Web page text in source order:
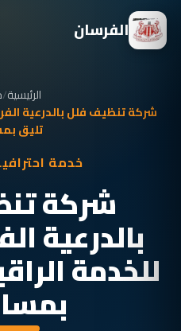
الفرسان
الرئيسية/
شركة تنظيف فلل بالدرعية
تليق
خدمة
شركة
بالدرعية
للخدمة